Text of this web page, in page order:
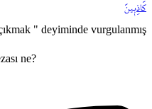
كَاذِب۪ينَ
" deyiminde vurgulanmış
ne?